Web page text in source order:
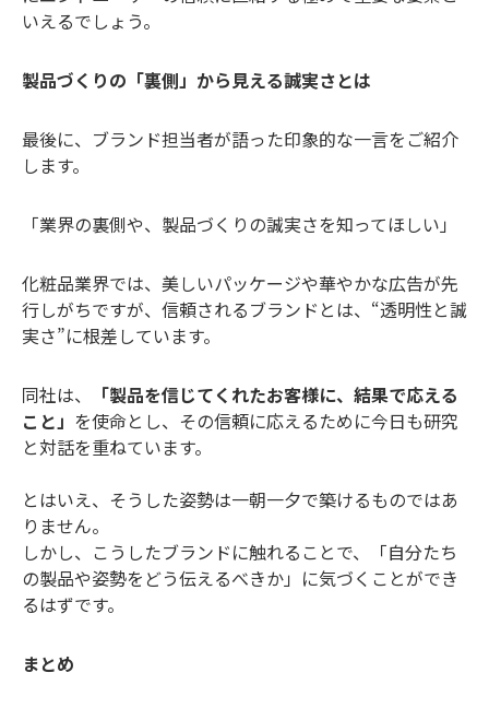
いえるでしょう。
製品づくりの「裏側」から見える誠実さとは
最後に、ブランド担当者が語った印象的な一言をご紹介
します。
「業界の裏側や、製品づくりの誠実さを知ってほしい」
化粧品業界では、美しいパッケージや華やかな広告が先
行しがちですが、信頼されるブランドとは、“透明性と誠
実さ”に根差しています。
同社は、
「製品を信じてくれたお客様に、結果で応える
こと」 を使命とし、その信頼に応えるために今日も研究
と対話を重ねています。
とはいえ、そうした姿勢は一朝一夕で築けるものではあ
りません。
しかし、こうしたブランドに触れることで、「自分たち
の製品や姿勢をどう伝えるべきか」に気づくことができ
るはずです。
まとめ